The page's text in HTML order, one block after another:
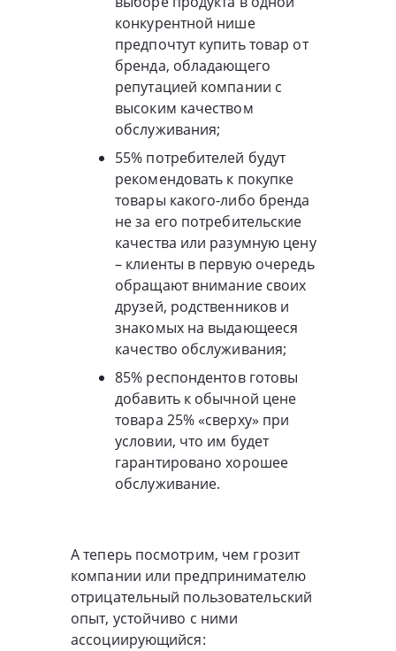
конкурентной нише
предпочтут купить товар от
бренда, обладающего
репутацией компании с
высоким качеством
обслуживания;
55% потребителей будут
рекомендовать к покупке
товары какого-либо бренда
не за его потребительские
качества или разумную цену
– клиенты в первую очередь
обращают внимание своих
друзей, родственников и
знакомых на выдающееся
качество обслуживания;
85% респондентов готовы
добавить к обычной цене
товара 25% «сверху» при
условии, что им будет
гарантировано хорошее
обслуживание.
А теперь посмотрим, чем грозит
компании или предпринимателю
отрицательный пользовательский
опыт, устойчиво с ними
ассоциирующийся: